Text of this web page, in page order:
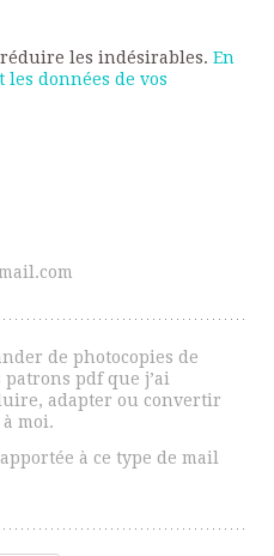
les indésirables.En
données de vos
de photocopies de
pdf que j’ai
adapter ou convertir
moi.
à ce type de mail